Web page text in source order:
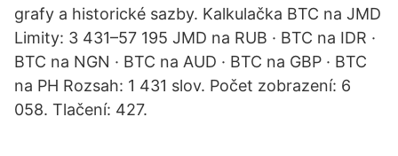
grafy a historické sazby. Kalkulačka BTC na JMD
Limity: 3 431–57 195 JMD na RUB · BTC na IDR ·
BTC na NGN · BTC na AUD · BTC na GBP · BTC
na PH Rozsah: 1 431 slov. Počet zobrazení: 6
058. Tlačení: 427.